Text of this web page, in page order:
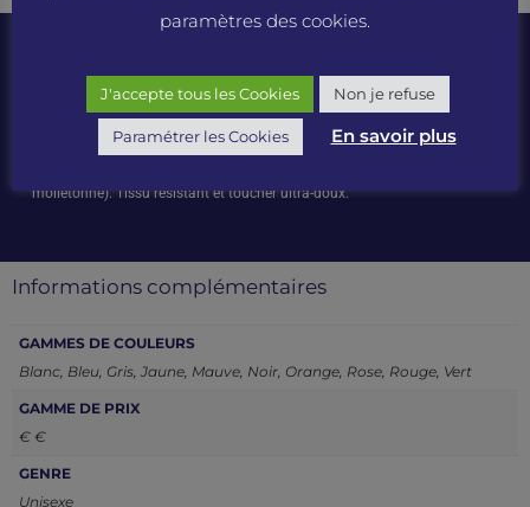
Col rond. Étiquette visible dans le col « Hi! I’m Organic ». Sans étiquette
de marque. Coutures latérales. Coton organique. Col, poignets et taille en
bords côte. Manches droites. Bande de propreté en chevron. Face
molletonné). Tissu résistant et toucher ultra-doux.
Informations complémentaires
GAMMES DE COULEURS
Blanc Bleu Gris Jaune Mauve Noir Orange Rose Rouge Vert
GAMME DE PRIX
€ €
GENRE
Unisexe
paramètres des cookies.
J'accepte tous les Cookies Non je refuse
Paramétrer les Cookies En savoir plus